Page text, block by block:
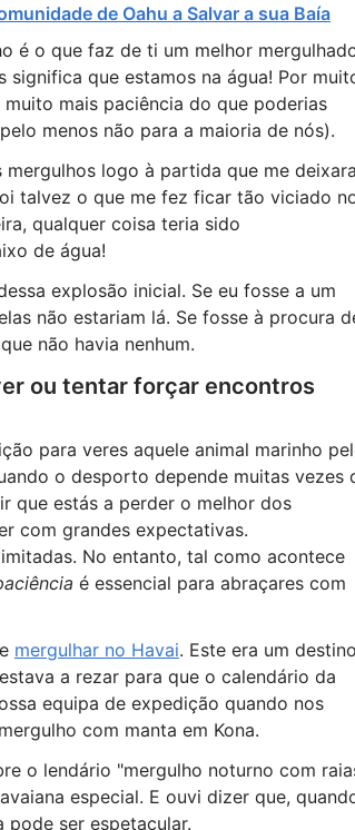
de Oahu a Salvar a sua Baía
é o que faz de ti um melhor
significa que estamos na água! Por
mais paciência do que poderias
menos não para a maioria de nós).
logo à partida que me
talvez o que me fez ficar tão viciado
qualquer coisa teria sido
de água!
explosão inicial. Se eu fosse a um
não estariam lá. Se fosse à procura
não havia nenhum.
ou tentar forçar encontros
para veres aquele animal marinho
o desporto depende muitas vezes
que estás a perder o melhor dos
com grandes expectativas.
No entanto, tal como acontece
é essencial para abraçares com
mergulhar no Havai. Este era um
a rezar para que o calendário da
equipa de expedição quando nos
com manta em Kona.
o lendário "mergulho noturno com
especial. E ouvi dizer que,
pode ser espetacular.